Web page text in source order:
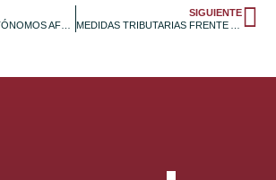
SIGUIENTE